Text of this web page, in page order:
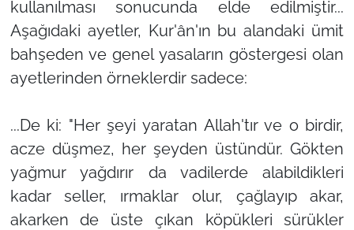
kullanılması sonucunda elde edilmiştir...
Aşağıdaki ayetler, Kur'ân'ın bu alandaki ümit
bahşeden ve genel yasaların göstergesi olan
ayetlerinden örneklerdir sadece:
...De ki: "Her şeyi yaratan Allah'tır ve o birdir,
acze düşmez, her şeyden üstündür. Gökten
yağmur yağdırır da vadilerde alabildikleri
kadar seller, ırmaklar olur, çağlayıp akar,
akarken de üste çıkan köpükleri sürükler